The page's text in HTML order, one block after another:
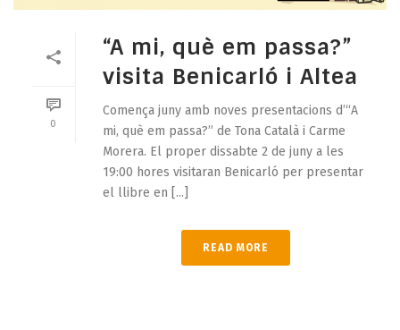
0
“A mi, què em passa?”
visita Benicarló i Altea
Comença juny amb noves presentacions d’“A
mi, què em passa?” de Tona Català i Carme
Morera. El proper dissabte 2 de juny a les
19:00 hores visitaran Benicarló per presentar
el llibre en [...]
READ MORE